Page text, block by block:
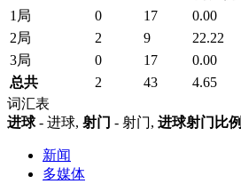
1局
0 17 0.00
2局
2 9 22.22
3局
0 17 0.00
总共
2 43 4.65
词汇表
进球- 进球, 射门 - 射门, 进球射门比例
新闻
多媒体